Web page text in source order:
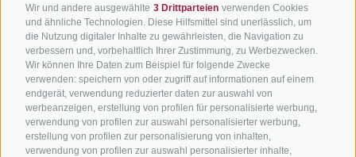
Wir und andere ausgewählte 3 Drittparteien verwenden Cookies
und ähnliche Technologien. Diese Hilfsmittel sind unerlässlich, um
die Nutzung digitaler Inhalte zu gewährleisten, die Navigation zu
verbessern und, vorbehaltlich Ihrer Zustimmung, zu Werbezwecken.
Wir können Ihre Daten zum Beispiel für folgende Zwecke
verwenden: speichern von oder zugriff auf informationen auf einem
endgerät, verwendung reduzierter daten zur auswahl von
werbeanzeigen, erstellung von profilen für personalisierte werbung,
verwendung von profilen zur auswahl personalisierter werbung,
erstellung von profilen zur personalisierung von inhalten,
verwendung von profilen zur auswahl personalisierter inhalte,
SÜDTIROL
Hotels & Pakete
Urlaubspakete
Unsere Gutscheine
Hot Deals
Bike & Work
SÜDTIROL
Mountainbiken in
Südtirol
Rennradfahren in
Südtirol
Radwege in Südtirol
Bikeshops & Verleihe
Kontakt
Anreise
Zum